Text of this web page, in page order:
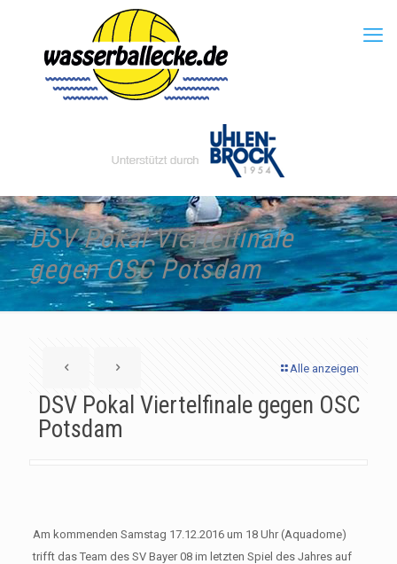
DSV Pokal Viertelfinale
gegen OSC Potsdam
Alle anzeigen
DSV Pokal Viertelfinale gegen OSC
Potsdam
Am kommenden Samstag 17.12.2016 um 18 Uhr (Aquadome)
trifft das Team des SV Bayer 08 im letzten Spiel des Jahres auf